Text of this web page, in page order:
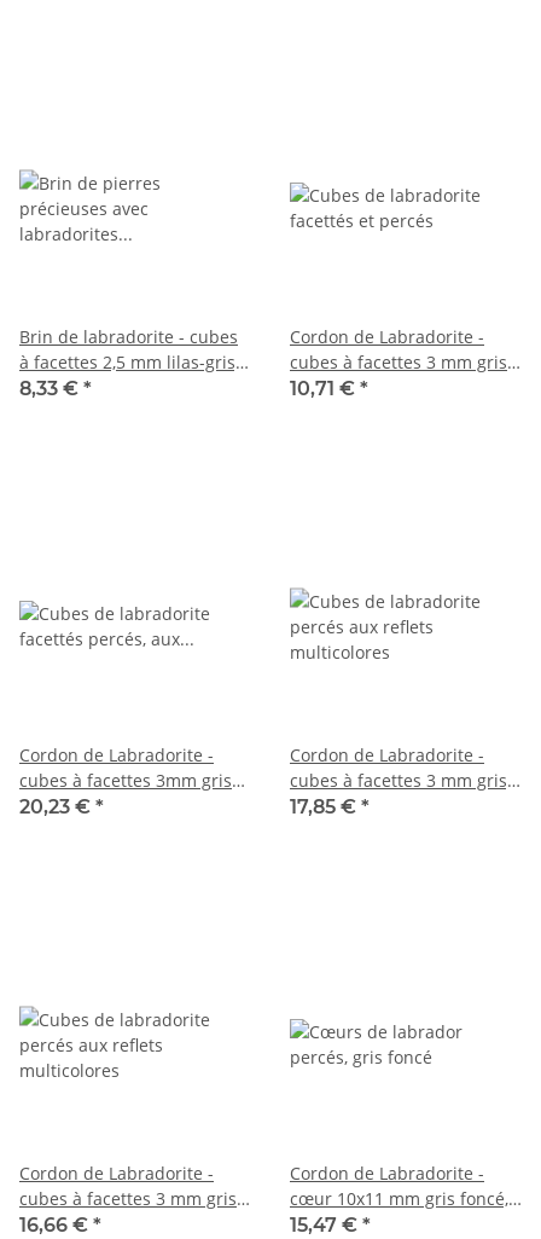
Brin de labradorite - cubes
à facettes 2,5 mm lilas-gris,
irisé, longueur 39 cm /3885
8,33 € *
Cordon de Labradorite -
cubes à facettes 3 mm gris
jaune-gris, irisé, 38 cm /7812
10,71 € *
Cordon de Labradorite -
cubes à facettes 3mm gris
chatoyant, 38,5cm /4961
20,23 € *
Cordon de Labradorite -
cubes à facettes 3 mm gris,
irisé, longueur 39 cm /6281
17,85 € *
Cordon de Labradorite -
cubes à facettes 3 mm gris
chatoyant, 39 cm /7938
16,66 € *
Cordon de Labradorite -
cœur 10x11 mm gris foncé,
moucheté, longueur 38 cm
15,47 € *